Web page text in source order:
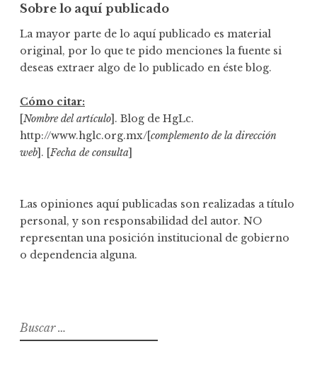
Sobre lo aquí publicado
La mayor parte de lo aquí publicado es material
original, por lo que te pido menciones la fuente si
deseas extraer algo de lo publicado en éste blog.
Cómo citar:
[Nombre del artículo]. Blog de HgLc.
http://www.hglc.org.mx/[complemento de la dirección
web]. [Fecha de consulta]
Las opiniones aquí publicadas son realizadas a título
personal, y son responsabilidad del autor. NO
representan una posición institucional de gobierno
o dependencia alguna.
B
u